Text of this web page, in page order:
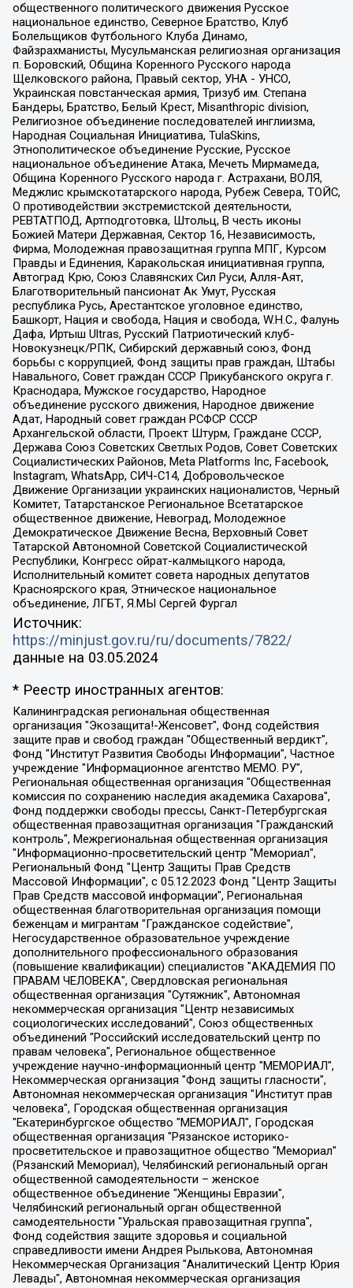
общественного политического движения Русское
национальное единство, Северное Братство, Клуб
Болельщиков Футбольного Клуба Динамо,
Файзрахманисты, Мусульманская религиозная организация
п. Боровский, Община Коренного Русского народа
Щелковского района, Правый сектор, УНА - УНСО,
Украинская повстанческая армия, Тризуб им. Степана
Бандеры, Братство, Белый Крест, Misanthropic division,
Религиозное объединение последователей инглиизма,
Народная Социальная Инициатива, TulaSkins,
Этнополитическое объединение Русские, Русское
национальное объединение Атака, Мечеть Мирмамеда,
Община Коренного Русского народа г. Астрахани, ВОЛЯ,
Меджлис крымскотатарского народа, Рубеж Севера, ТОЙС,
О противодействии экстремистской деятельности,
РЕВТАТПОД, Артподготовка, Штольц, В честь иконы
Божией Матери Державная, Сектор 16, Независимость,
Фирма, Молодежная правозащитная группа МПГ, Курсом
Правды и Единения, Каракольская инициативная группа,
Автоград Крю, Союз Славянских Сил Руси, Алля-Аят,
Благотворительный пансионат Ак Умут, Русская
республика Русь, Арестантское уголовное единство,
Башкорт, Нация и свобода, Нация и свобода, W.H.С., Фалунь
Дафа, Иртыш Ultras, Русский Патриотический клуб-
Новокузнецк/РПК, Сибирский державный союз, Фонд
борьбы с коррупцией, Фонд защиты прав граждан, Штабы
Навального, Совет граждан СССР Прикубанского округа г.
Краснодара, Мужское государство, Народное
объединение русского движения, Народное движение
Адат, Народный совет граждан РСФСР СССР
Архангельской области, Проект Штурм, Граждане СССР,
Держава Союз Советских Светлых Родов, Совет Советских
Социалистических Районов, Meta Platforms Inc, Facebook,
Instagram, WhatsApp, СИЧ-С14, Добровольческое
Движение Организации украинских националистов, Черный
Комитет, Татарстанское Региональное Всетатарское
общественное движение, Невоград, Молодежное
Демократическое Движение Весна, Верховный Совет
Татарской Автономной Советской Социалистической
Республики, Конгресс ойрат-калмыцкого народа,
Исполнительный комитет совета народных депутатов
Красноярского края, Этническое национальное
объединение, ЛГБТ, Я.МЫ Сергей Фургал
Источник:
https://minjust.gov.ru/ru/documents/7822/
данные на 03.05.2024
* Реестр иностранных агентов:
Калининградская региональная общественная организация "Экозащита!-Женсовет", Фонд содействия защите прав и свобод граждан "Общественный вердикт", Фонд "Институт Развития Свободы Информации", Частное учреждение "Информационное агентство МЕМО. РУ", Региональная общественная организация "Общественная комиссия по сохранению наследия академика Сахарова", Фонд поддержки свободы прессы, Санкт-Петербургская общественная правозащитная организация "Гражданский контроль", Межрегиональная общественная организация "Информационно-просветительский центр "Мемориал", Региональный Фонд "Центр Защиты Прав Средств Массовой Информации", с 05.12.2023 Фонд "Центр Защиты Прав Средств массовой информации", Региональная общественная благотворительная организация помощи беженцам и мигрантам "Гражданское содействие", Негосударственное образовательное учреждение дополнительного профессионального образования (повышение квалификации) специалистов "АКАДЕМИЯ ПО ПРАВАМ ЧЕЛОВЕКА", Свердловская региональная общественная организация "Сутяжник", Автономная некоммерческая организация "Центр независимых социологических исследований", Союз общественных объединений "Российский исследовательский центр по правам человека", Региональное общественное учреждение научно-информационный центр "МЕМОРИАЛ", Некоммерческая организация "Фонд защиты гласности", Автономная некоммерческая организация "Институт прав человека", Городская общественная организация "Екатеринбургское общество "МЕМОРИАЛ", Городская общественная организация "Рязанское историко-просветительское и правозащитное общество "Мемориал" (Рязанский Мемориал), Челябинский региональный орган общественной самодеятельности – женское общественное объединение "Женщины Евразии", Челябинский региональный орган общественной самодеятельности "Уральская правозащитная группа", Фонд содействия защите здоровья и социальной справедливости имени Андрея Рылькова, Автономная Некоммерческая Организация "Аналитический Центр Юрия Левады", Автономная некоммерческая организация социальной поддержки населения "Проект Апрель", Региональная общественная организация помощи женщинам и детям, находящимся в кризисной ситуации "Информационно-методический центр "Анна", Фонд содействия развитию массовых коммуникаций и правовому просвещению "Так-так-Так", Фонд содействия устойчивому развитию "Серебряная тайга", Свердловский региональный общественный фонд социальных проектов "Новое время", "Idel.Реалии", Кавказ.Реалии, Крым.Реалии, Телеканал Настоящее Время, Татаро-башкирская служба Радио Свобода (Azatliq Radiosi), Радио Свободная Европа/Радио Свобода (PCE/PC), "Сибирь.Реалии", "Фактограф", Благотворительный фонд помощи осужденным и их семьям, Автономная некоммерческая организация "Институт глобализации и социальных движений", Фонд "В защиту прав заключенных", Частное учреждение "Центр поддержки и содействия развитию средств массовой информации", Пензенский региональный общественный благотворительный фонд "Гражданский союз", "Север.Реалии", Некоммерческая организация Фонд "Правовая инициатива", Общество с ограниченной ответственностью "Радио Свободная Европа/Радио Свобода", Чешское информационное агентство "MEDIUM-ORIENT", Красноярская региональная общественная организация "Мы против СПИДа", Камалягин Денис Николаевич, Маркелов Сергей Евгеньевич, Пономарев Лев Александрович, Савицкая Людмила Алексеевна, Автономная некоммерческая организация "Центр по работе с проблемой насилия "НАСИЛИЮ.НЕТ", Межрегиональный профессиональный союз работников здравоохранения "Альянс врачей", Юридическое лицо, зарегистрированное в Латвийской Республике, SIA "Medusa Project" (регистрационный номер 40103797863, дата регистрации 10.06.2014), Некоммерческая организация "Фонд по борьбе с коррупцией", Автономная некоммерческая организация "Институт права и публичной политики", Баданин Роман Сергеевич, Гликин Максим Александрович, Железнова Мария Михайловна, Лукьянова Юлия Сергеевна, Маетная Елизавета Витальевна, Маняхин Петр Борисович, Чуракова Ольга Владимировна, Ярош Юлия Петровна, Юридическое лицо "The Insider SIA", зарегистрированное в Риге, Латвийская Республика (дата регистрации 26.06.2015), являющееся администратором доменного имени интернет-издания "The Insider SIA", https://theins.ru, Постернак Алексей Евгеньевич, Рубин Михаил Аркадьевич, Анин Роман Александрович, Юридическое лицо Istories fonds, зарегистрированное в Латвийской Республике (регистрационный номер 50008295751, дата регистрации 24.02.2020), Великовский Дмитрий Александрович, Долинина Ирина Николаевна, Мароховская Алеся Алексеевна, Шлейнов Роман Юрьевич, Шмагун Олеся Валентиновна, Общество с ограниченной ответственностью "Альтаир 2021", Общество с ограниченной ответственностью "Вега 2021", Общество с ограниченной ответственностью "Главный редактор 2021", Общество с ограниченной ответственностью "Ромашки монолит", Важенков Артем Валерьевич, Ивановская областная общественная организация "Центр гендерных исследований", Гурман Юрий Альбертович, Медиапроект "ОВД-Инфо", Егоров Владимир Владимирович, Жилинский Владимир Александрович, Общество с ограниченной ответственностью "ЗП", Иванова София Юрьевна, Карезина Инна Павловна, Кильтау Екатерина Викторовна, Петров Алексей Викторович, Пискунов Сергей Евгеньевич, Смирнов Сергей Сергеевич, Тихонов Михаил Сергеевич, Общество с ограниченной ответственностью "ЖУРНАЛИСТ-ИНОСТРАННЫЙ АГЕНТ", Арапова Галина Юрьевна, Вольтская Татьяна Анатольевна, Американская компания "Mason G.E.S. Anonymous Foundation" (США), являющаяся владельцем интернет-издания https://mnews.world/, Компания "Stichting Bellingcat", зарегистрированная в Нидерландах (дата регистрации 11.07.2018), Захаров Андрей Вячеславович, Клепиковская Екатерина Дмитриевна, Общество с ограниченной ответственностью "МЕМО", Перл Роман Александрович, Симонов Евгений Алексеевич, Соловьева Елена Анатольевна, Сотников Даниил Владимирович, Сурначева Елизавета Дмитриевна, Автономная некоммерческая организация по защите прав человека и информированию населения "Якутия – Наше Мнение", Общество с ограниченной ответственностью "Москоу диджитал медиа", с 26.01.2023 Общество с ограниченной ответственностью "Чайка Белые сады", Ветошкина Валерия Валерьевна, Заговора Максим Александрович, Межрегиональное общественное движение "Российская ЛГБТ - сеть", Оленичев Максим Владимирович, Павлов Иван Юрьевич, Скворцова Елена Сергеевна, Общество с ограниченной ответственностью "Как бы инагент", Кочетков Игорь Викторович, Общество с ограниченной ответственностью "Честные выборы", Еланчик Олег Александрович, Общество с ограниченной ответственностью "Нобелевский призыв", Гималова Регина Эмилевна, Григорьев Андрей Валерьевич, Григорьева Алина Александровна, Ассоциация по содействию защите прав призывников, альтернативнослужащих и военнослужащих "Правозащитная группа "Гражданин.Армия.Право", Хисамова Регина Фаритовна, Автономная некоммерческая организация по реализации социально-правовых программ "Лилит", Дальневосточное общественное движение "Маяк", Санкт-Петербургская ЛГБТ-инициативная группа "Выход", Инициативная группа ЛГБТ+ "Реверс", Алексеев Андрей Викторович, Бекбулатова Таисия Львовна, Беляев Иван Михайлович, Владыкина Елена Сергеевна, Гельман Марат Александрович, Никульшина Вероника Юрьевна, Толоконникова Надежда Андреевна, Шендерович Виктор Анатольевич, Общество с ограниченной ответственностью "Данное сообщение", Общество с ограниченной ответственностью Издательский дом "Новая глава", Айнбиндер Александра Александровна, Московский комьюнити-центр для ЛГБТ+инициатив, Благотворительный фонд развития филантропии, Deutsche Welle (Германия, Kurt-Schumacher-Strasse 3, 53113 Bonn), Борзунова Мария Михайловна, Воробьев Виктор Викторович, Голубева Анна Львовна, Константинова Алла Михайловна, Малкова Ирина Владимировна, Мурадов Мурад Абдулгалимович, Осетинская Елизавета Николаевна, Понасенков Евгений Николаевич, Ганапольский Матвей Юрьевич, Киселев Евгений Алексеевич, Борухович Ирина Григорьевна, Дремин Иван Тимофеевич, Дубровский Дмитрий Викторович, Красноярская региональная общественная организация поддержки и развития альтернативных образовательных технологий и межкультурных коммуникаций "ИНТЕРРА", Маяковская Екатерина Алексеевна, Фейгин Марк Захарович, Филимонов Андрей Викторович, Дзугкоева Регина Николаевна, Доброхотов Роман Александрович, Дудь Юрий Александрович, Елкин Сергей Владимирович, Кругликов Кирилл Игоревич, Сабунаева Мария Леонидовна, Семенов Алексей Владимирович, Шаинян Карен Багратович, Шульман Екатерина Михайловна, Асафьев Артур Валерьевич, Вахштайн Виктор Семенович, Венедиктов Алексей Алексеевич, Лушникова Екатерина Евгеньевна, Волков Леонид Михайлович, Невзоров Александр Глебович, Пархоменко Сергей Борисович, Сироткин Ярослав Николаевич, Кара-Мурза Владимир Владимирович, Баранова Наталья Владимировна, Гозман Леонид Яковлевич, Кагарлицкий Борис Юльевич, Климарев Михаил Валерьевич, Милов Владимир Станиславович, Автономная некоммерческая организация Краснодарский центр современного искусства "Типография", Моргенштерн Алишер Тагирович, Соболь Любовь Эдуардовна, Общество с ограниченной ответственностью "ЛИЗА НОРМ", Каспаров Гарри Кимович, Ходорковский Михаил Борисович, Общество с ограниченной ответственностью "Апрельские тезисы", Данилович Ирина Брониславовна, Кашин Олег Владимирович, Петров Николай Владимирович, Пивоваров Алексей Владимирович, Соколов Михаил Владимирович, Цветкова Юлия Владимировна, Чичваркин Евгений Александрович, Комитет против пыток/Команда против пыток, Общество с ограниченной ответственностью "Первый научный", Общество с ограниченной ответственностью "Вертолет и ко", Белоцерковская Вероника Борисовна, Кац Максим Евгеньевич, Лазарева Татьяна Юрьевна, Шаведдинов Руслан Табризович, Яшин Илья Валерьевич, Общество с ограниченной ответственностью "Иноагент ААВ", Алешковский Дмитрий Петрович, Альбац Евгения Марковна, Быков Дмитрий Львович, Галямина Юлия Евгеньевна, Лойко Сергей Леонидович, Мартынов Кирилл Константинович, Медведев Сергей Александрович, Крашенинников Федор Геннадиевич, Гордеева Катерина Вл